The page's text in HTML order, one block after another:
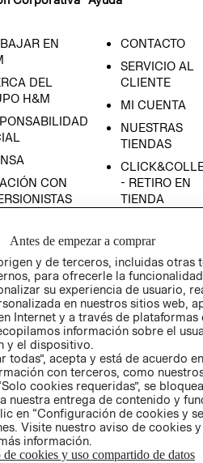
EN
DEL
H&M
CON
CONTACTO
SERVICIO AL
CLIENTE
MI CUENTA
NUESTRAS
TIENDAS
- RETIRO EN
TIENDA
CONDICIONES
AVISO DE
PRIVACIDAD
GIFT CARD
AVISO DE
COOKIES
Antes de empezar a comprar
y de terceros, incluidas otras
para ofrecerle la
su experiencia de usuario,
en nuestros sitios web,
Internet y a través de plataformas
información sobre el
y el dispositivo.
todas”, acepta y está de acuerdo
con terceros, como
cookies requeridas”, se
nuestra entrega de contenido y
en “Configuración de cookies y
Visite nuestro aviso de cookies
información.
cookies y uso compartido de datos